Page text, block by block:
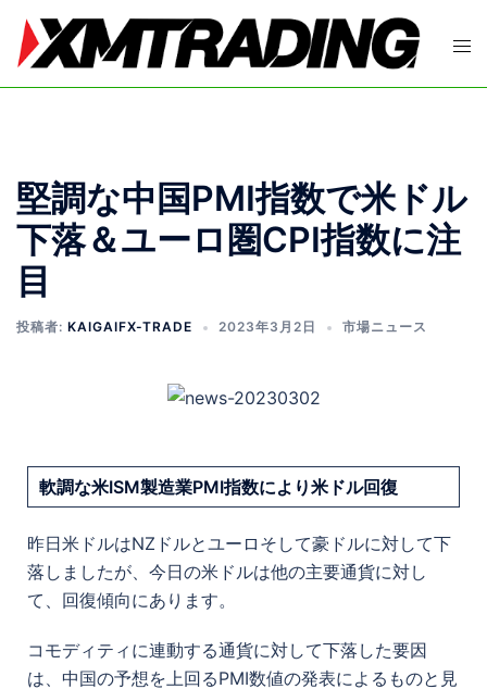
堅調な中国PMI指数で米ドル
下落＆ユーロ圏CPI指数に注
目
投稿者: KAIGAIFX-TRADE 2023年3月2日 市場ニュース
軟調な米ISM製造業PMI指数により米ドル回復
昨日米ドルはNZドルとユーロそして豪ドルに対して下
落しましたが、 今日の米ドルは他の主要通貨に対し
て、回復傾向にあります。
コモディティに連動する通貨に対して下落した要因
は、中国の予想を上回るPMI数値の発表によるものと見